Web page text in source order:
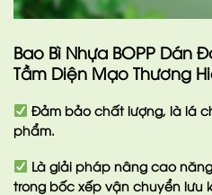
Bao Bì Nhựa BOPP Dán
Tầm Diện Mạo Thương
Đảm bảo chất lượng, là lá
phẩm.
Là giải pháp nâng cao
trong bốc xếp vận chuyển lưu